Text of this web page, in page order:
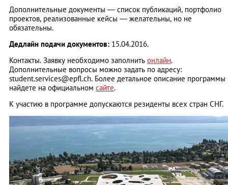
Дополнительные документы — список публикаций, портфолио
проектов, реализованные кейсы — желательны, но не
обязательны.
Дедлайн подачи документов: 15.04.2016.
Контакты. Заявку необходимо заполнить онлайн.
Дополнительные вопросы можно задать по адресу:
student.services@epfl.ch. Более детальное описание программы
найдете на официальном сайте.
К участию в программе допускаются резиденты всех стран СНГ.